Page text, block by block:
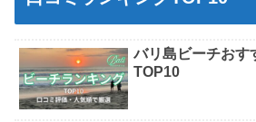
バリ島ビーチおす
TOP10